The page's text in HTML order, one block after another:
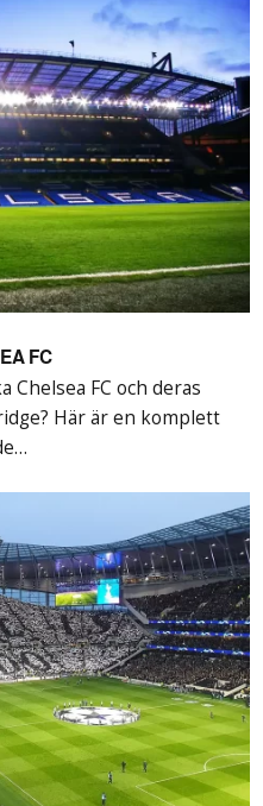
FC
Chelsea FC och deras
Här är en komplett